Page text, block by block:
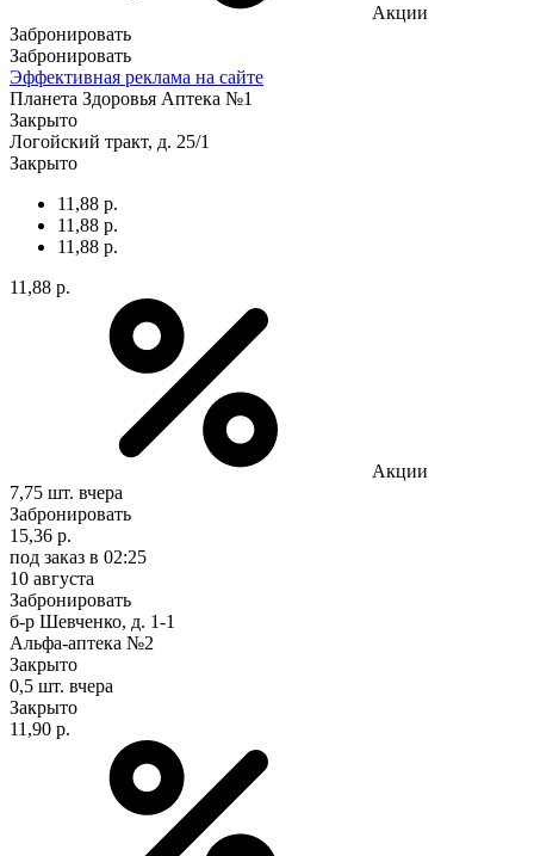
Акции
Забронировать
Забронировать
Эффективная реклама на сайте
Планета Здоровья Аптека №1
Закрыто
Логойский тракт, д. 25/1
Закрыто
11,88 р.
11,88 р.
11,88 р.
11,88 р.
Акции
7,75 шт. вчера
Забронировать
15,36 р.
под заказ в 02:25
10 августа
Забронировать
б-р Шевченко, д. 1-1
Альфа-аптека №2
Закрыто
0,5 шт. вчера
Закрыто
11,90 р.